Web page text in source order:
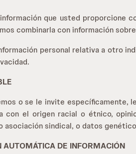
que usted proporcione
combinarla con información
personal relativa a otro
o se le invite específicamente,
con el origen racial o étnico,
asociación sindical, o datos
AUTOMÁTICA DE INFORMACIÓN